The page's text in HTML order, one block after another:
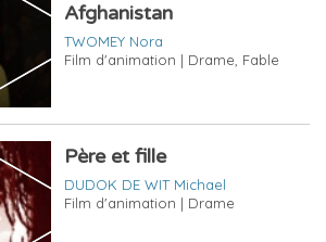
Afghanistan
TWOMEY Nora
Film d'animation | Drame, Fable
Père et fille
DUDOK DE WIT Michael
Film d'animation | Drame